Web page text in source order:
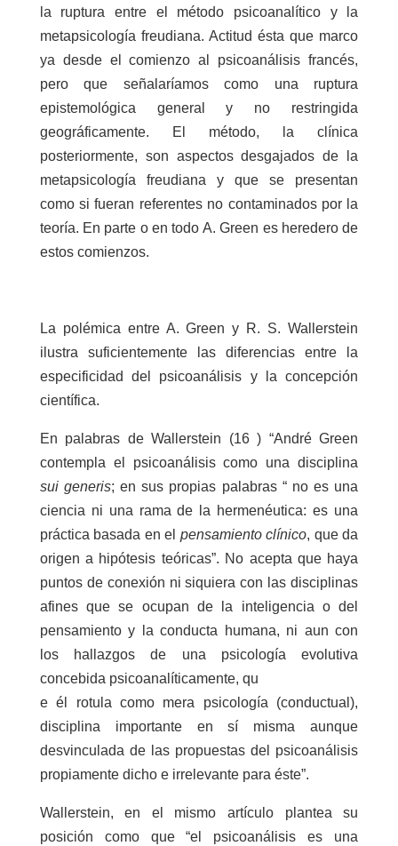
la ruptura entre el método psicoanalítico y la
metapsicología freudiana. Actitud ésta que marco
ya desde el comienzo al psicoanálisis francés,
pero que señalaríamos como una ruptura
epistemológica general y no restringida
geográficamente. El método, la clínica
posteriormente, son aspectos desgajados de la
metapsicología freudiana y que se presentan
como si fueran referentes no contaminados por la
teoría. En parte o en todo A. Green es heredero de
estos comienzos.
La polémica entre A. Green y R. S. Wallerstein
ilustra suficientemente las diferencias entre la
especificidad del psicoanálisis y la concepción
científica.
En palabras de Wallerstein (16 ) “André Green
contempla el psicoanálisis como una disciplina
sui generis; en sus propias palabras “ no es una
ciencia ni una rama de la hermenéutica: es una
práctica basada en el pensamiento clínico, que da
origen a hipótesis teóricas”. No acepta que haya
puntos de conexión ni siquiera con las disciplinas
afines que se ocupan de la inteligencia o del
pensamiento y la conducta humana, ni aun con
los hallazgos de una psicología evolutiva
concebida psicoanalíticamente, qu
e él rotula como mera psicología (conductual),
disciplina importante en sí misma aunque
desvinculada de las propuestas del psicoanálisis
propiamente dicho e irrelevante para éste”.
Wallerstein, en el mismo artículo plantea su
posición como que “el psicoanálisis es una